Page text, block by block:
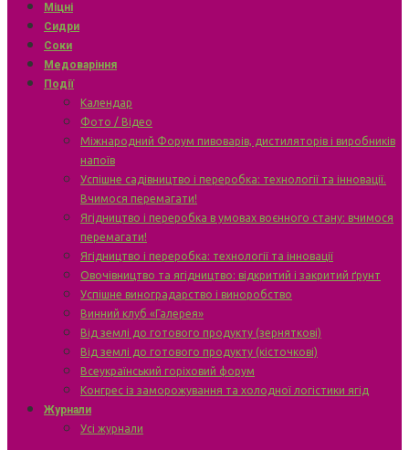
Міцні
Сидри
Соки
Медоваріння
Події
Календар
Фото / Відео
Міжнародний Форум пивоварів, дистиляторів і виробників
напоїв
Успішне садівництво і переробка: технології та інновації.
Вчимося перемагати!
Ягідництво і переробка в умовах воєнного стану: вчимося
перемагати!
Ягідництво і переробка: технології та інновації
Овочівництво та ягідництво: відкритий і закритий ґрунт
Успішне виноградарство і виноробство
Винний клуб «Галерея»
Від землі до готового продукту (зерняткові)
Від землі до готового продукту (кісточкові)
Всеукраїнський горіховий форум
Конгрес із заморожування та холодної логістики ягід
Журнали
Усі журнали